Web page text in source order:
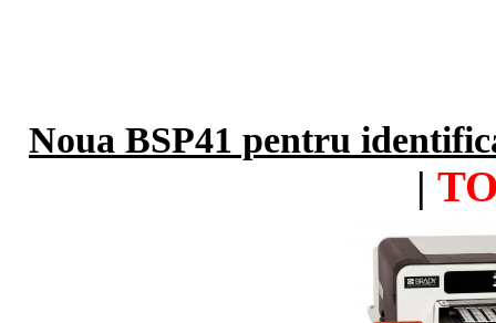
Noua BSP41 pentru
|